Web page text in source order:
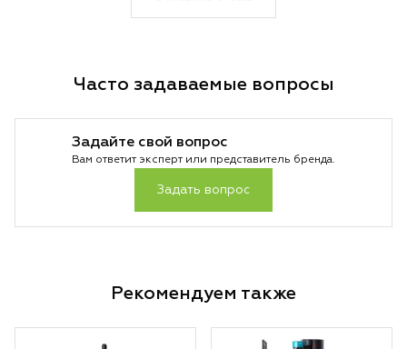
Часто задаваемые вопросы
Задайте свой вопрос
Вам ответит эксперт или представитель бренда.
Задать вопрос
Рекомендуем также